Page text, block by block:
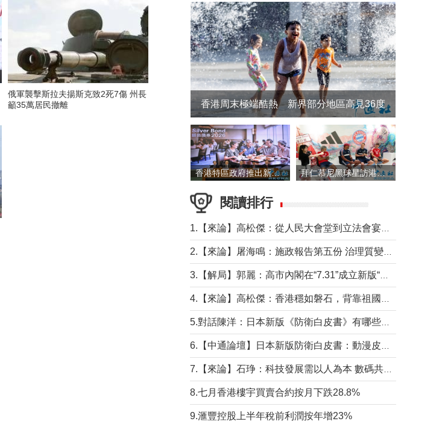
俄軍襲擊斯拉夫揚斯克致2死7傷 州長
籲35萬居民撤離
香港周末極端酷熱 新界部分地區高見36度
香港特區政府推出新一批銀色債券 每手1萬元保底息4.25厘 拜仁慕尼黑球星訪港 與球迷近距離互動
閱讀排行
8.七月香港樓宇買賣合約按月下跌28.8%
9.滙豐控股上半年稅前利潤按年增23%